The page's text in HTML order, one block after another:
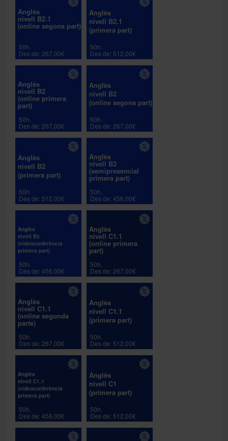
Anglès
nivell B2.1
(online segona part)
50h.
Des de: 267,00€
Anglès
nivell B2.1
(primera part)
50h.
Des de: 512,00€
Anglès
nivell B2
(online primera
part)
50h.
Des de: 267,00€
Anglès
nivell B2
(online segona part)
50h.
Des de: 267,00€
Anglès
nivell B2
(primera part)
50h.
Des de: 512,00€
Anglès
nivell B2
(semipresencial
primera part)
50h.
Des de: 456,00€
Anglès
nivell B2
(videoconferència
primera part)
50h.
Des de: 456,00€
Anglès
nivell C1.1
(online primera
part)
50h.
Des de: 267,00€
Anglès
nivell C1.1
(online segunda
parte)
50h.
Des de: 267,00€
Anglès
nivell C1.1
(primera part)
50h.
Des de: 512,00€
Anglès
nivell C1.1
(videoconferència
primera part)
50h.
Des de: 456,00€
Anglès
nivell C1
(primera part)
50h.
Des de: 512,00€